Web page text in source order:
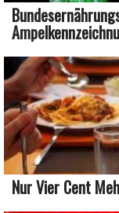
Nur Vier Cent